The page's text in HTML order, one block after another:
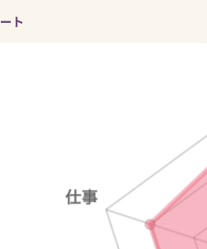
ト